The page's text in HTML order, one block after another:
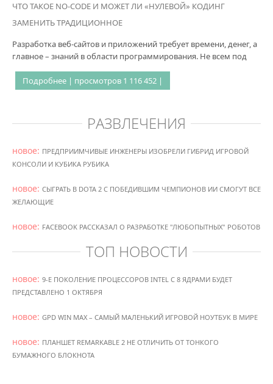
ЧТО ТАКОЕ NO-CODE И МОЖЕТ ЛИ «НУЛЕВОЙ» КОДИНГ
ЗАМЕНИТЬ ТРАДИЦИОННОЕ
Разработка веб-сайтов и приложений требует времени, денег, а
главное – знаний в области программирования. Не всем под
Подробнее | просмотров 1 116 452 |
РАЗВЛЕЧЕНИЯ
новое: ПРЕДПРИИМЧИВЫЕ ИНЖЕНЕРЫ ИЗОБРЕЛИ ГИБРИД ИГРОВОЙ
КОНСОЛИ И КУБИКА РУБИКА
новое: СЫГРАТЬ В DOTA 2 С ПОБЕДИВШИМ ЧЕМПИОНОВ ИИ СМОГУТ ВСЕ
ЖЕЛАЮЩИЕ
новое: FACEBOOK РАССКАЗАЛ О РАЗРАБОТКЕ "ЛЮБОПЫТНЫХ" РОБОТОВ
ТОП НОВОСТИ
новое: 9-Е ПОКОЛЕНИЕ ПРОЦЕССОРОВ INTEL С 8 ЯДРАМИ БУДЕТ
ПРЕДСТАВЛЕНО 1 ОКТЯБРЯ
новое: GPD WIN MAX – САМЫЙ МАЛЕНЬКИЙ ИГРОВОЙ НОУТБУК В МИРЕ
новое: ПЛАНШЕТ REMARKABLE 2 НЕ ОТЛИЧИТЬ ОТ ТОНКОГО
БУМАЖНОГО БЛОКНОТА